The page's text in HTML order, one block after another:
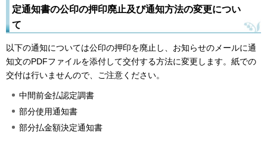
定通知書の公印の押印廃止及び通知方法の変更につい
て
以下の通知については公印の押印を廃止し、お知らせのメールに通
知文のPDFファイルを添付して交付する方法に変更します。紙での
交付は行いませんので、ご注意ください。
中間前金払認定調書
部分使用通知書
部分払金額決定通知書